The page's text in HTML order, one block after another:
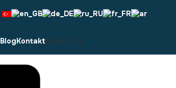
BlogKontaktErnennung